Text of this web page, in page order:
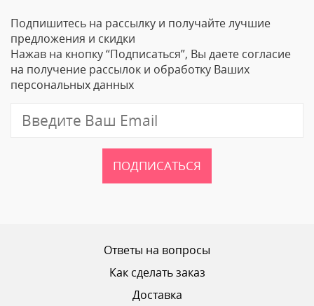
Ваше Имя
Email
ОТПРАВИТЬ ОТЗЫВ
Подпишитесь на рассылку и получайте лучшие
предложения и скидки
Нажав на кнопку “Подписаться”, Вы даете согласие
на получение рассылок и обработку Ваших
персональных данных
ПОДПИСАТЬСЯ
Ответы на вопросы
Как сделать заказ
Доставка